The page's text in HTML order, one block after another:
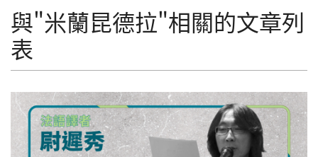
與"米蘭昆德拉"相關的文章列
表